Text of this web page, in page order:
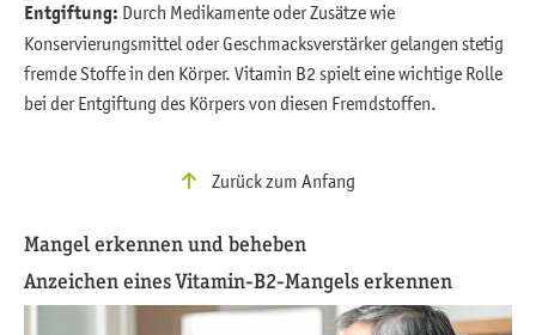
Entgiftung: Durch Medikamente oder Zusätze wie
Konservierungsmittel oder Geschmacksverstärker gelangen stetig
fremde Stoffe in den Körper. Vitamin B2 spielt eine wichtige Rolle
bei der Entgiftung des Körpers von diesen Fremdstoffen.
Zurück zum Anfang
Mangel erkennen und beheben
Anzeichen eines Vitamin-B2-Mangels erkennen